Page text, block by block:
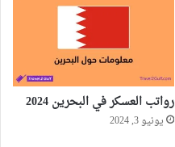
رواتب العسكر في البحرين 2024
يونيو 3, 2024